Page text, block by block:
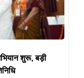
शुरू, बड़ी